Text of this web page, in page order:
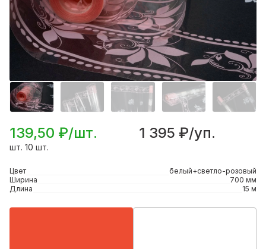
139,50 ₽/шт. 1 395 ₽/уп.
шт. 10 шт.
Цвет
белый+светло-розовый
Ширина
700 мм
Длина
15 м